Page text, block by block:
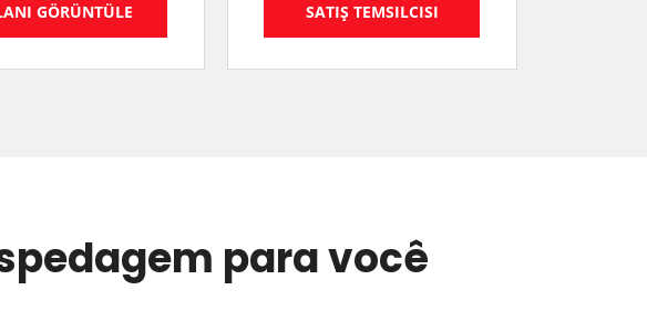
GÖRÜNTÜLE SATIŞ TEMSILCISI
para você